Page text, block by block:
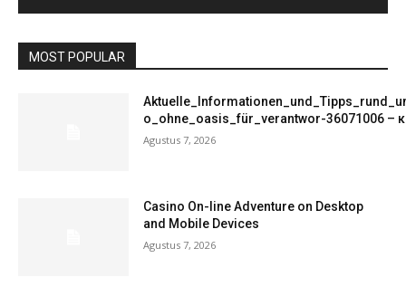
MOST POPULAR
o_ohne_oasis_für_verantwor-36071006 –
Agustus 7, 2026
Casino On-line Adventure on Desktop
and Mobile Devices
Agustus 7, 2026